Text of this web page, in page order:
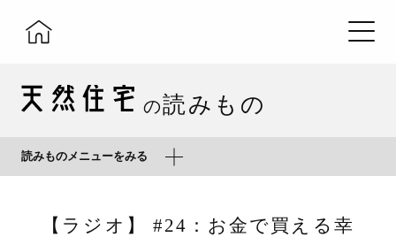
の読みもの
読みものメニューをみる
【ラジオ】 #24：お金で買える幸